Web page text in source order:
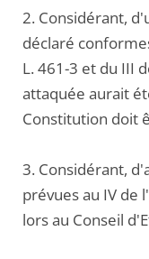
2. Considérant,
déclaré
L. 461-3 et du III
attaquée aurait
Constitution doit
3. Considérant,
prévues au IV de
lors au Conseil